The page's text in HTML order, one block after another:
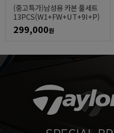
(중고특가)남성용 카본 풀세트
13PCS(W1+FW+UT+9I+P)
299,000원